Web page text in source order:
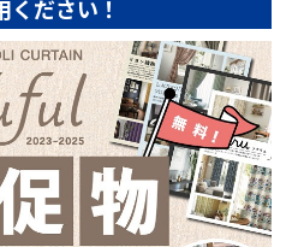
ください！